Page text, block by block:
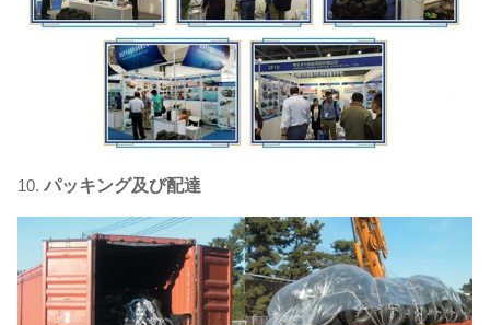
10. パッキング及び配達